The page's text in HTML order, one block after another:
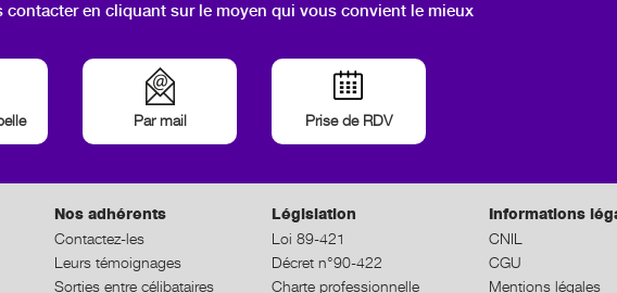
contacter en cliquant sur le moyen qui vous convient le mieux
Par mail Prise de RDV
Nos adhérents
Contactez-les
Leurs témoignages
Sorties entre célibataires
Législation
Loi 89-421
Décret n°90-422
Charte professionnelle
Informations
CNIL
CGU
Mentions légales